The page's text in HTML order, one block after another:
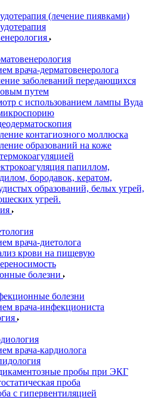
(лечение пиявками)
врача-дерматовенеролога
заболеваний передающихся
путем
с использованием лампы Вуда
контагиозного моллюска
образований на коже
папиллом,
бородавок, кератом,
образований, белых угрей,
угрей.
врача-диетолога
крови на пищевую
болезни
болезни
врача-инфекциониста
врача-кардиолога
пробы при ЭКГ
проба
с гипервентиляцией